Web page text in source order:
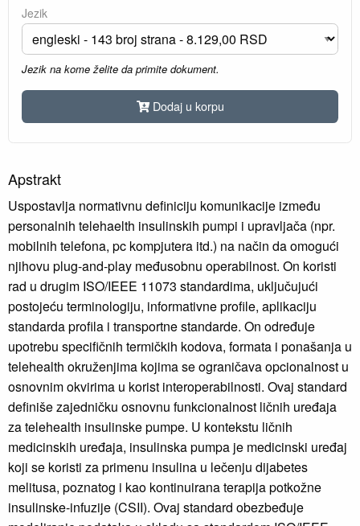
Jezik
Jezik na kome želite da primite dokument.
Dodaj u korpu
Apstrakt
Uspostavlja normativnu definiciju komunikacije između
personalnih telehaelth insulinskih pumpi i upravljača (npr.
mobilnih telefona, pc kompjutera itd.) na način da omogući
njihovu plug-and-play međusobnu operabilnost. On koristi
rad u drugim ISO/IEEE 11073 standardima, uključujući
postojeću terminologiju, informativne profile, aplikaciju
standarda profila i transportne standarde. On određuje
upotrebu specifičnih termičkih kodova, formata i ponašanja u
telehealth okruženjima kojima se ograničava opcionalnost u
osnovnim okvirima u korist interoperabilnosti. Ovaj standard
definiše zajedničku osnovnu funkcionalnost ličnih uređaja
za telehealth insulinske pumpe. U kontekstu ličnih
medicinskih uređaja, insulinska pumpa je medicinski uređaj
koji se koristi za primenu insulina u lečenju dijabetes
melitusa, poznatog i kao kontinuirana terapija potkožne
insulinske-infuzije (CSII). Ovaj standard obezbeđuje